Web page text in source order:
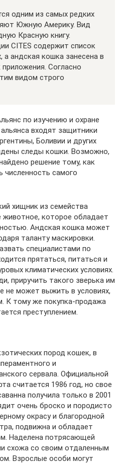
одним из самых редких
Южную Америку. Вид
Красную книгу.
CITES содержит список
а андская кошка занесена в
Согласно
видом строго
по изучению и охране
входят защитники
Боливии и других
следы кошки. Возможно,
решение тому, как
численность самого
хищник из семейства
животное, которое обладает
Андская кошка может
таланту маскировки.
специалистами по
прятаться, питаться и
климатических условиях.
приручить такого зверька им
не может выжить в условиях,
К тому же покупка-продажа
преступлением.
пород кошек, в
и
сервала. Официальной
считается 1986 год, но свое
получила только в 2001
очень броско и породисто
окрасу и благородной
подвижна и обладает
Наделена потрясающей
схожа со своим отдаленным
Взрослые особи могут